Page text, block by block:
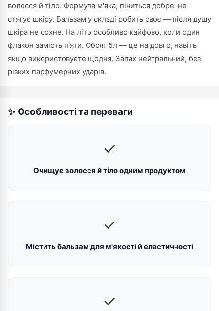
волосся й тіло. Формула м'яка, піниться добре, не
стягує шкіру. Бальзам у складі робить своє — після душу
шкіра не сохне. На літо особливо кайфово, коли один
флакон замість п'яти. Обсяг 5л — це на довго, навіть
якщо використовуєте щодня. Запах нейтральний, без
різких парфумерних ударів.
✨ Особливості та переваги
✓
Очищує волосся й тіло одним продуктом
✓
Містить бальзам для м'якості й еластичності
✓